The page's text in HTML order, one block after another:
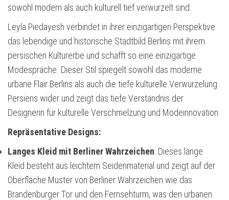
sowohl modern als auch kulturell tief verwurzelt sind.
Leyla Piedayesh verbindet in ihrer einzigartigen Perspektive
das lebendige und historische Stadtbild Berlins mit ihrem
persischen Kulturerbe und schafft so eine einzigartige
Modesprache. Dieser Stil spiegelt sowohl das moderne
urbane Flair Berlins als auch die tiefe kulturelle Verwurzelung
Persiens wider und zeigt das tiefe Verständnis der
Designerin für kulturelle Verschmelzung und Modeinnovation.
Repräsentative Designs:
Langes Kleid mit Berliner Wahrzeichen: Dieses lange
Kleid besteht aus leichtem Seidenmaterial und zeigt auf der
Oberfläche Muster von Berliner Wahrzeichen wie das
Brandenburger Tor und den Fernsehturm, was den urbanen